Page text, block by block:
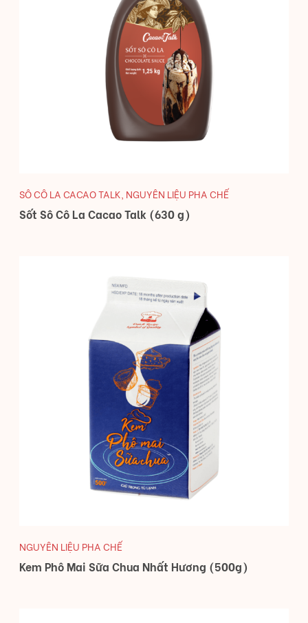
SÔ CÔ LA CACAO TALK NGUYÊN LIỆU PHA CHẾ
Sốt Sô Cô La Cacao Talk (630 g)
NGUYÊN LIỆU PHA CHẾ
Kem Phô Mai Sữa Chua Nhất Hương (500g)